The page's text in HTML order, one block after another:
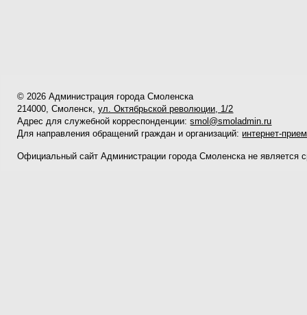
© 2026 Администрация города Смоленска
214000, Смоленск,ул. Октябрьской революции, 1/2
Адрес для служебной корреспонденции:smol@smoladmin.ru
Для направления обращений граждан и организаций: интернет-
Официальный сайт Администрации города Смоленска не является